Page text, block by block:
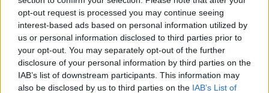
opt-out request is processed you may continue seeing
interest-based ads based on personal information utilized by
us or personal information disclosed to third parties prior to
your opt-out. You may separately opt-out of the further
disclosure of your personal information by third parties on the
IAB’s list of downstream participants. This information may
also be disclosed by us to third parties on the IAB’s List of
Μικρασιάτισσες
4/08/2026 - 4:35μμ